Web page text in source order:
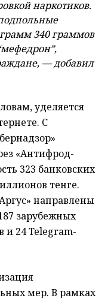
наркотиков.
340 граммов
— добавил
уделяется
С
«Антифрод-
323 банковских
тенге.
направлены
зарубежных
и 24 Telegram-
мер. В рамках